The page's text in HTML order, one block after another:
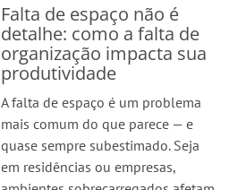
Falta de espaço não é
detalhe: como a falta de
organização impacta sua
produtividade
A falta de espaço é um problema
mais comum do que parece — e
quase sempre subestimado. Seja
em residências ou empresas,